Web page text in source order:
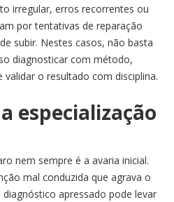
irregular, erros recorrentes ou
por tentativas de reparação
subir. Nestes casos, não basta
diagnosticar com método,
o resultado com disciplina.
especialização
nem sempre é a avaria inicial.
mal conduzida que agrava o
apressado pode levar